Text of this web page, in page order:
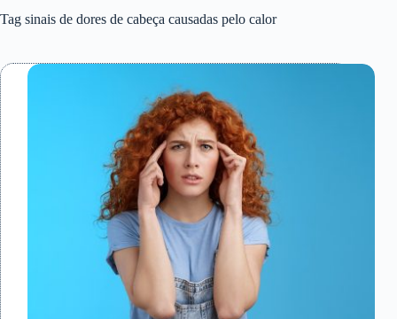
Tag sinais de dores de cabeça causadas pelo calor